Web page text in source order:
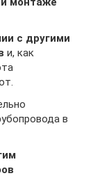
с другими
и, как
в